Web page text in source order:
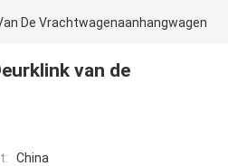
De Vrachtwagenaanhangwagen
van de
China